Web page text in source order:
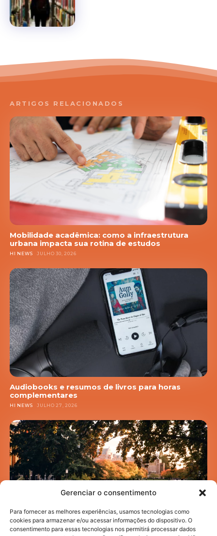
Gerenciar o consentimento
Para fornecer as melhores experiências, usamos tecnologias como
cookies para armazenar e/ou acessar informações do dispositivo. O
consentimento para essas tecnologias nos permitirá processar dados
ARTIGOS RELACIONADOS
Mobilidade acadêmica: como a infraestrutura
urbana impacta sua rotina de estudos
HI NEWS JULHO 30, 2026
Audiobooks e resumos de livros para horas
complementares
HI NEWS JULHO 27, 2026